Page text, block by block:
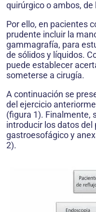
quirúrgico o ambos,
Por ello, en pacientes
prudente incluir la
gammagrafía, para
de sólidos y líquidos.
puede establecer
someterse a cirugía.
A continuación se
del ejercicio
(figura 1). Finalmente,
introducir los datos
gastroesofágico y
2).